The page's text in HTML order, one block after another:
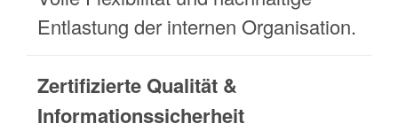
Entlastung der internen Organisation.
Zertifizierte Qualität &
Informationssicherheit